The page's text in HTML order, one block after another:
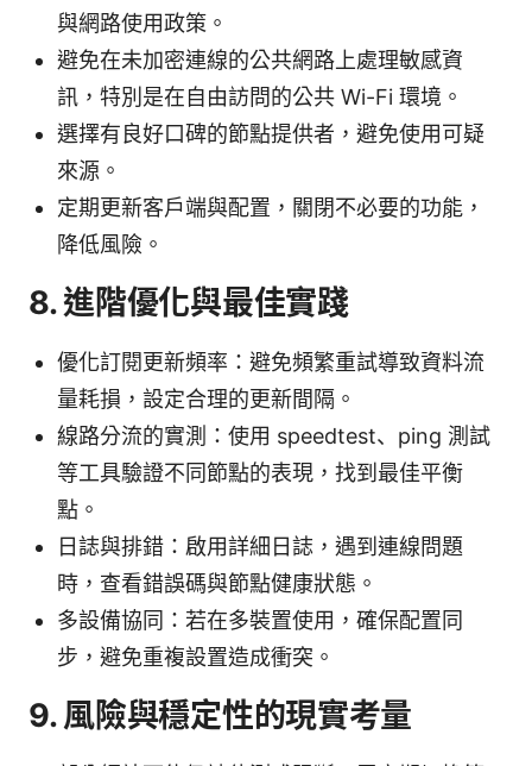
與網路使用政策。
避免在未加密連線的公共網路上處理敏感資
訊，特別是在自由訪問的公共 Wi-Fi 環境。
選擇有良好口碑的節點提供者，避免使用可疑
來源。
定期更新客戶端與配置，關閉不必要的功能，
降低風險。
8. 進階優化與最佳實踐
優化訂閱更新頻率：避免頻繁重試導致資料流
量耗損，設定合理的更新間隔。
線路分流的實測：使用 speedtest、ping 測試
等工具驗證不同節點的表現，找到最佳平衡
點。
日誌與排錯：啟用詳細日誌，遇到連線問題
時，查看錯誤碼與節點健康狀態。
多設備協同：若在多裝置使用，確保配置同
步，避免重複設置造成衝突。
9. 風險與穩定性的現實考量